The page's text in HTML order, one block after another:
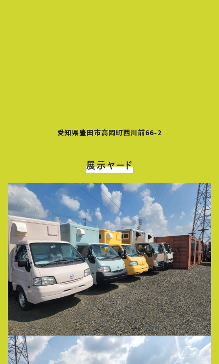
愛知県豊田市高岡町西川前66-2
展示ヤード